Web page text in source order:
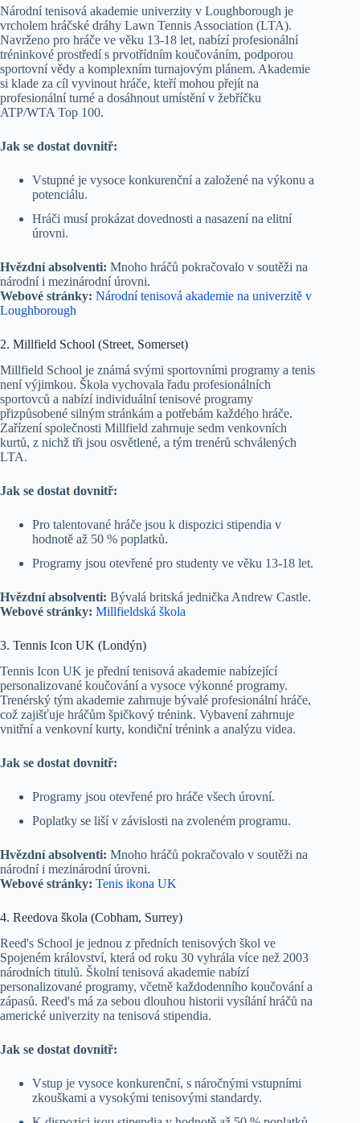
Národní tenisová akademie univerzity v Loughborough je
vrcholem hráčské dráhy Lawn Tennis Association (LTA).
Navrženo pro hráče ve věku 13-18 let, nabízí profesionální
tréninkové prostředí s prvotřídním koučováním, podporou
sportovní vědy a komplexním turnajovým plánem. Akademie
si klade za cíl vyvinout hráče, kteří mohou přejít na
profesionální turné a dosáhnout umístění v žebříčku
ATP/WTA Top 100.
Jak se dostat dovnitř:
Vstupné je vysoce konkurenční a založené na výkonu a
potenciálu.
Hráči musí prokázat dovednosti a nasazení na elitní
úrovni.
Hvězdní absolventi: Mnoho hráčů pokračovalo v soutěži na
národní i mezinárodní úrovni.
Webové stránky: Národní tenisová akademie na univerzitě v
Loughborough
2. Millfield School (Street, Somerset)
Millfield School je známá svými sportovními programy a tenis
není výjimkou. Škola vychovala řadu profesionálních
sportovců a nabízí individuální tenisové programy
přizpůsobené silným stránkám a potřebám každého hráče.
Zařízení společnosti Millfield zahrnuje sedm venkovních
kurtů, z nichž tři jsou osvětlené, a tým trenérů schválených
LTA.
Jak se dostat dovnitř:
Pro talentované hráče jsou k dispozici stipendia v
hodnotě až 50 % poplatků.
Programy jsou otevřené pro studenty ve věku 13-18 let.
Hvězdní absolventi: Bývalá britská jednička Andrew Castle.
Webové stránky: Millfieldská škola
3. Tennis Icon UK (Londýn)
Tennis Icon UK je přední tenisová akademie nabízející
personalizované koučování a vysoce výkonné programy.
Trenérský tým akademie zahrnuje bývalé profesionální hráče,
což zajišťuje hráčům špičkový trénink. Vybavení zahrnuje
vnitřní a venkovní kurty, kondiční trénink a analýzu videa.
Jak se dostat dovnitř:
Programy jsou otevřené pro hráče všech úrovní.
Poplatky se liší v závislosti na zvoleném programu.
Hvězdní absolventi: Mnoho hráčů pokračovalo v soutěži na
národní i mezinárodní úrovni.
Webové stránky: Tenis ikona UK
4. Reedova škola (Cobham, Surrey)
Reed's School je jednou z předních tenisových škol ve
Spojeném království, která od roku 30 vyhrála více než 2003
národních titulů. Školní tenisová akademie nabízí
personalizované programy, včetně každodenního koučování a
zápasů. Reed's má za sebou dlouhou historii vysílání hráčů na
americké univerzity na tenisová stipendia.
Jak se dostat dovnitř:
Vstup je vysoce konkurenční, s náročnými vstupními
zkouškami a vysokými tenisovými standardy.